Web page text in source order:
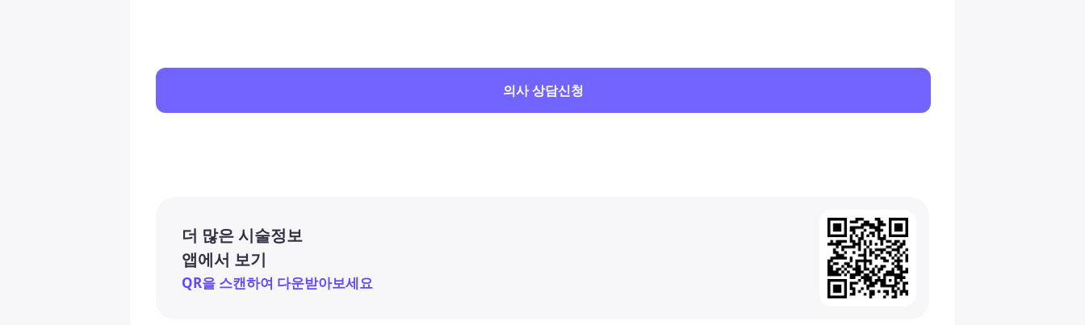
의사 상담신청
더 많은 시술정보
앱에서 보기
QR을 스캔하여 다운받아보세요